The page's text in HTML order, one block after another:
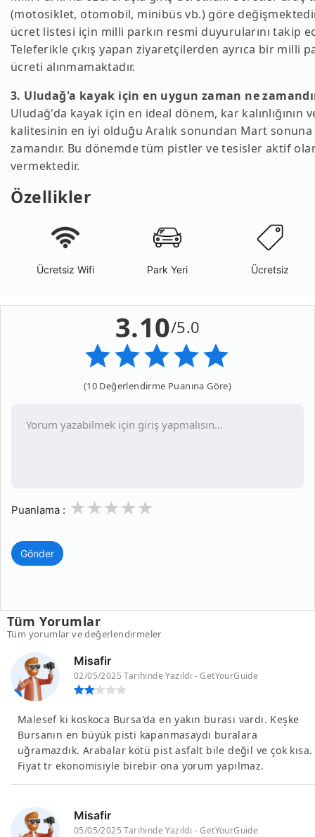
(motosiklet, otomobil, minibüs vb.) göre
ücret listesi için milli parkın resmi duyurularını takip
Teleferikle çıkış yapan ziyaretçilerden ayrıca bir milli
ücreti alınmamaktadır.
3. Uludağ'a kayak için en uygun zaman ne
Uludağ'da kayak için en ideal dönem, kar kalınlığının
kalitesinin en iyi olduğu Aralık sonundan Mart
zamandır. Bu dönemde tüm pistler ve tesisler aktif
vermektedir.
Özellikler
Ücretsiz Wifi Park Yeri Ücretsiz
3.10/5.0
(10 Değerlendirme Puanına Göre)
Puanlama : 3
2
1
Gönder
Tüm Yorumlar
Tüm yorumlar ve değerlendirmeler
Misafir
02/05/2025 Tarihinde Yazıldı - GetYourGuide
Malesef ki koskoca Bursa'da en yakın burası vardı. Keşke
Bursanın en büyük pisti kapanmasaydı buralara
uğramazdık. Arabalar kötü pist asfalt bile değil ve çok kısa.
Fiyat tr ekonomisiyle birebir ona yorum yapılmaz.
Misafir
05/05/2025 Tarihinde Yazıldı - GetYourGuide